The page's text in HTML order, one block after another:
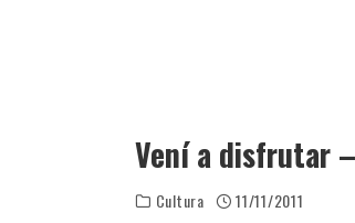
Vení a disfrutar
Cultura 11/11/2011